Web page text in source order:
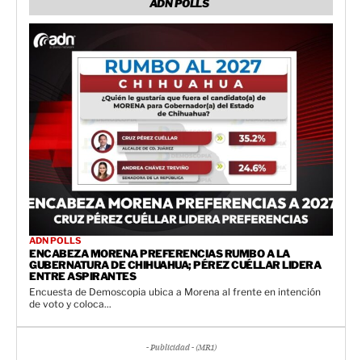
ADN POLLS
ADN POLLS
ENCABEZA MORENA PREFERENCIAS RUMBO A LA
GUBERNATURA DE CHIHUAHUA; PÉREZ CUÉLLAR LIDERA
ENTRE ASPIRANTES
Encuesta de Demoscopia ubica a Morena al frente en intención
de voto y coloca...
- Publicidad - (MR1)